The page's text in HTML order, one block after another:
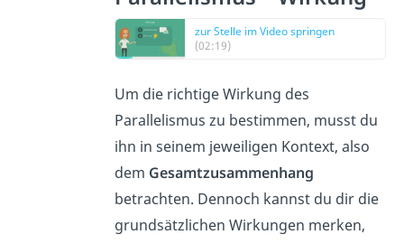
zur Stelle im Video springen
(02:19)
Um die richtige Wirkung des
Parallelismus zu bestimmen, musst du
ihn in seinem jeweiligen Kontext, also
dem Gesamtzusammenhang
betrachten. Dennoch kannst du dir die
grundsätzlichen Wirkungen merken,